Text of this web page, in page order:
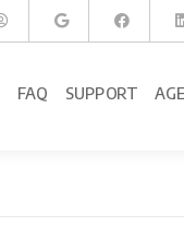
FAQ SUPPORT